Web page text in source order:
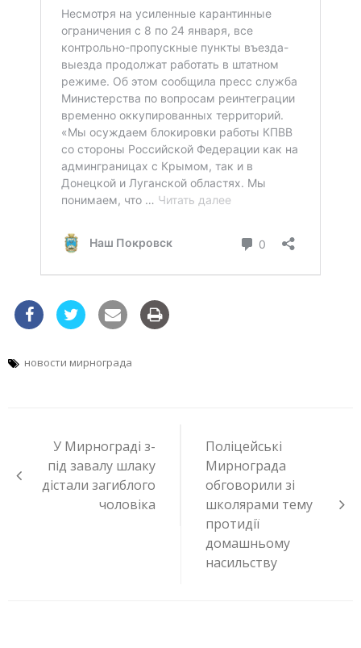
новости мирнограда
записям
У Мирнограді з-
під завалу шлаку
дістали загиблого
чоловіка
Поліцейські
Мирнограда
обговорили зі
школярами тему
протидії
домашньому
насильству